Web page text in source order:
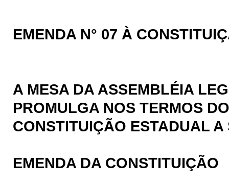
EMENDA N° 07 À
A MESA DA ASSEMBLÉIA
PROMULGA NOS TERMOS
CONSTITUIÇÃO ESTADUAL A
EMENDA DA CONSTITUIÇÃO